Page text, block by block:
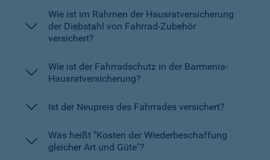
Wie ist im Rahmen der Hausratversicherung
der Diebstahl von Fahrrad-Zubehör
versichert?
Wie ist der Fahrradschutz in der Barmenia-
Hausratversicherung?
Ist der Neupreis des Fahrrades versichert?
Was heißt "Kosten der Wiederbeschaffung
gleicher Art und Güte"?